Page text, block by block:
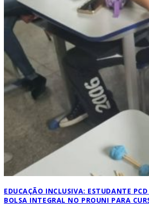
EDUCAÇÃO INCLUSIVA: ESTUDANTE
BOLSA INTEGRAL NO PROUNI PARA